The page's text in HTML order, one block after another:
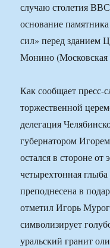
случаю столетия ВВС
основание
сил» перед зданием
Монино (Московская
Как сообщает пресс-
торжественной
делегация
губернатором
остался в стороне от
четырехтонная
преподнесена в
отметил Игорь
символизирует
уральский гранит